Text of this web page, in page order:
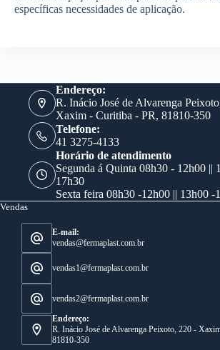
específicas necessidades de aplicação.
Endereço:
R. Inácio José de Alvarenga
Xaxim - Curitiba - PR, 81810-350
Telefone:
41 3275-4133
Horário de atendimento
Segunda á Quinta 08h30 - 12h00 ||
17h30
Sexta feira 08h30 -12h00 || 13h00 -
Vendas
E-mail:
vendas@fermaplast.com.br
vendas1@fermaplast.com.br
vendas2@fermaplast.com.br
Endereço:
R. Inácio José de Alvarenga Peixoto, 220 -
81810-350